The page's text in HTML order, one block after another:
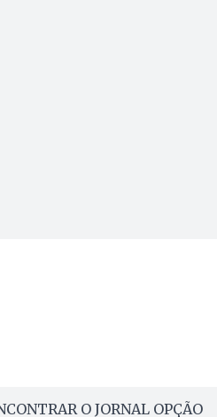
O JORNAL OPÇÃO